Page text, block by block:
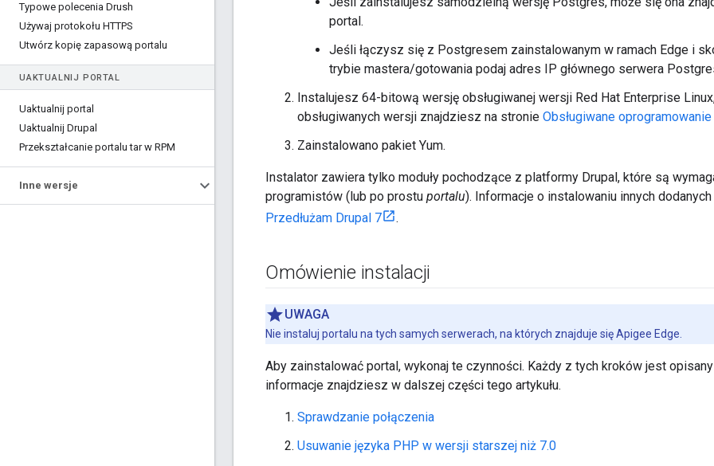
Typowe polecenia Drush
Używaj protokołu HTTPS
Utwórz kopię zapasową portalu
UAKTUALNIJ PORTAL
Uaktualnij portal
Uaktualnij Drupal
Przekształcanie portalu tar w RPM
Inne wersje
portal.
Jeśli łączysz się z Postgresem zainstalowanym w ramach Edge i
trybie mastera/gotowania podaj adres IP głównego serwera
Instalujesz 64-bitową wersję obsługiwanej wersji Red Hat Enterprise
obsługiwanych wersji znajdziesz na stronie Obsługiwane
Zainstalowano pakiet Yum.
Instalator zawiera tylko moduły pochodzące z platformy Drupal, które są
programistów (lub po prostu portalu). Informacje o instalowaniu innych
Przedłużam Drupal 7
.
Omówienie instalacji
UWAGA
Nie instaluj portalu na tych samych serwerach, na których znajduje się Apigee Edge.
Aby zainstalować portal, wykonaj te czynności. Każdy z tych kroków jest
informacje znajdziesz w dalszej części tego artykułu.
Sprawdzanie połączenia
Usuwanie języka PHP w wersji starszej niż 7.0